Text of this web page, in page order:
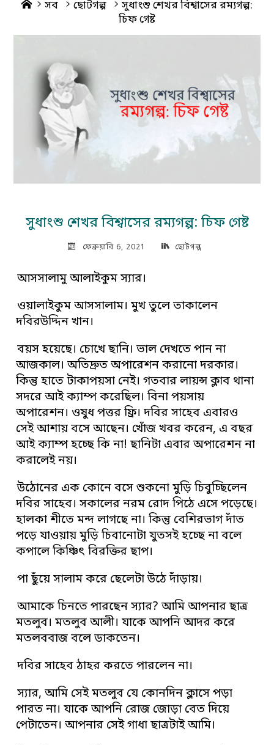
Home
সব ছোটগল্প
সুধাংশু শেখর বিশ্বাসের রম্যগল্প:
চিফ গেষ্ট
সুধাংশু শেখর বিশ্বাসের রম্যগল্প: চিফ গেষ্ট
ফেব্রুয়ারি 6, 2021 ছোটগল্প
আসসালামু আলাইকুম স্যার।
ওয়ালাইকুম আসসালাম। মুখ তুলে তাকালেন
দবিরউদ্দিন খান।
বয়স হয়েছে। চোখে ছানি। ভাল দেখতে পান না
আজকাল। অতিদ্রুত অপারেশন করানো দরকার।
কিন্তু হাতে টাকাপয়সা নেই। গতবার লায়ন্স ক্লাব থানা
সদরে আই ক্যাম্প করেছিল। বিনা পয়সায়
অপারেশন। ওষুধ পত্তর ফ্রি। দবির সাহেব এবারও
সেই আশায় বসে আছেন। খোঁজ খবর করেন, এ বছর
আই ক্যাম্প হচ্ছে কি না! ছানিটা এবার অপারেশন না
করালেই নয়।
উঠোনের এক কোনে বসে শুকনো মুড়ি চিবুচ্ছিলেন
দবির সাহেব। সকালের নরম রোদ পিঠে এসে পড়েছে।
হালকা শীতে মন্দ লাগছে না। কিন্তু বেশিরভাগ দাঁত
পড়ে যাওয়ায় মুড়ি চিবানোটা যুতসই হচ্ছে না বলে
কপালে কিঞ্চিৎ বিরক্তির ছাপ।
পা ছুঁয়ে সালাম করে ছেলেটা উঠে দাঁড়ায়।
আমাকে চিনতে পারছেন স্যার? আমি আপনার ছাত্র
মতলুব। মতলুব আলী। যাকে আপনি আদর করে
মতলববাজ বলে ডাকতেন।
দবির সাহেব ঠাহর করতে পারলেন না।
স্যার, আমি সেই মতলুব যে কোনদিন ক্লাসে পড়া
পারত না। যাকে আপনি রোজ জোড়া বেত দিয়ে
পেটাতেন। আপনার সেই গাধা ছাত্রটাই আমি।